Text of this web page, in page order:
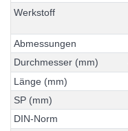
Werkstoff
Abmessungen
Durchmesser (mm)
Länge (mm)
SP (mm)
DIN-Norm